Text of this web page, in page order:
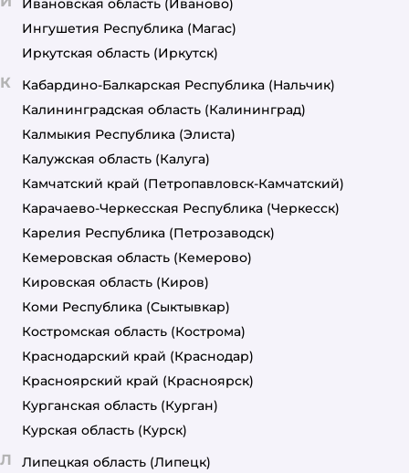
Ивановская область (Иваново)
Ингушетия Республика (Магас)
Иркутская область (Иркутск)
К Кабардино-Балкарская Республика (Нальчик)
Калининградская область (Калининград)
Калмыкия Республика (Элиста)
Калужская область (Калуга)
Камчатский край (Петропавловск-Камчатский)
Карачаево-Черкесская Республика (Черкесск)
Карелия Республика (Петрозаводск)
Кемеровская область (Кемерово)
Кировская область (Киров)
Коми Республика (Сыктывкар)
Костромская область (Кострома)
Краснодарский край (Краснодар)
Красноярский край (Красноярск)
Курганская область (Курган)
Курская область (Курск)
Л Липецкая область (Липецк)